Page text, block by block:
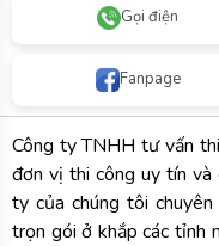
Gọi điện
Fanpage
Công ty TNHH tư vấn
đơn vị thi công uy tín và
ty của chúng tôi
trọn gói ở khắp các tỉnh